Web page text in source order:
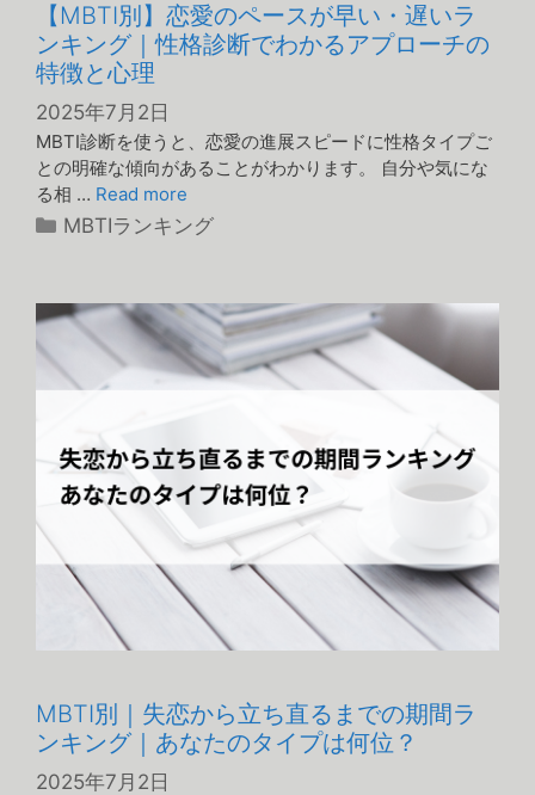
【MBTI別】恋愛のペースが早い・遅いラ
ンキング｜性格診断でわかるアプローチの
特徴と心理
2025年7月2日
MBTI診断を使うと、恋愛の進展スピードに性格タイプご
との明確な傾向があることがわかります。 自分や気にな
る相 … Read more
カ
リ
MBTIランキング
MBTI別｜失恋から立ち直るまでの期間ラ
ンキング｜あなたのタイプは何位？
2025年7月2日